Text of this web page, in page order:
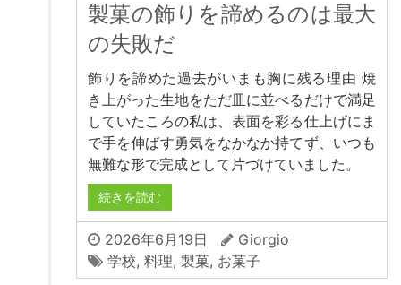
製菓の飾りを諦めるのは最大
の失敗だ
飾りを諦めた過去がいまも胸に残る理由 焼
き上がった生地をただ皿に並べるだけで満足
していたころの私は、表面を彩る仕上げにま
で手を伸ばす勇気をなかなか持てず、いつも
無難な形で完成として片づけていました。
続きを読む
2026年6月19日
Giorgio
学校, 料理, 製菓, お菓子